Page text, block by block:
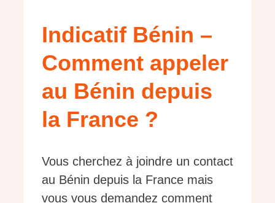
Indicatif Bénin –
Comment appeler
au Bénin depuis
la France ?
Vous cherchez à joindre un contact
au Bénin depuis la France mais
vous vous demandez comment